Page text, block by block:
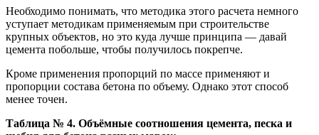
Необходимо понимать, что методика этого расчета немного
уступает методикам применяемым при строительстве
крупных объектов, но это куда лучше принципа — давай
цемента побольше, чтобы получилось покрепче.
Кроме применения пропорций по массе применяют и
пропорции состава бетона по объему. Однако этот способ
менее точен.
Таблица № 4. Объёмные соотношения цемента, песка и